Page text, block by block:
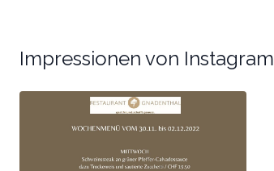
Impressionen von Instagram